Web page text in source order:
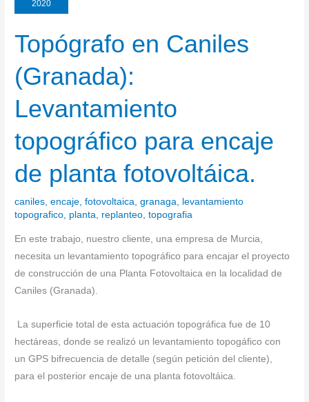
2020
Topógrafo en Caniles
(Granada):
Levantamiento
topográfico para encaje
de planta fotovoltáica.
caniles ,encaje ,fotovoltaica ,granaga
levantamiento
topografico planta replanteo ,topografia
En este trabajo, nuestro cliente, una empresa de Murcia,
necesita un levantamiento topográfico para encajar el proyecto
de construcción de una Planta Fotovoltaica en la localidad de
Caniles (Granada).
La superficie total de esta actuación topográfica fue de 10
hectáreas, donde se realizó un levantamiento topogáfico con
un GPS bifrecuencia de detalle (según petición del cliente),
para el posterior encaje de una planta fotovoltáica.
Topógrafo
en
Caniles
(Granada):
Levantamiento
para
encaje
de
fotovoltáica.